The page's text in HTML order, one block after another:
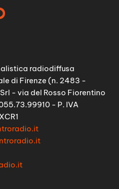
radiodiffusa
di Firenze (n. 2483 -
- via del Rosso Fiorentino
- P. IVA